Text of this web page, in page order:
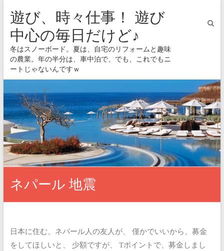
遊び、時々仕事！ 遊び
中心の毎日だけど♪
冬はスノーボード。夏は、自宅のリフォームと趣味
の農業。年の半分は、車中泊で、でも、これでもニ
ートじゃないんですｗ
ネパール 地震
日本に住む、ネパール人の友人が、
僅かでいいから、募金
をしてほしいと、
少額ですが、
Tポイントで、募金しまし